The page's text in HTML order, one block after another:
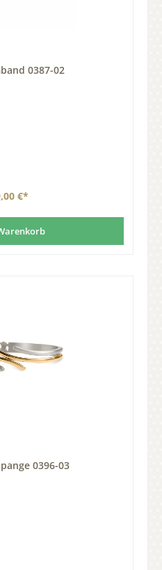
0387-02
€*
0396-03